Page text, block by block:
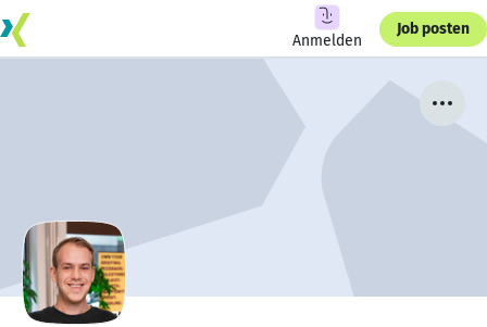
Anmelden
Job posten